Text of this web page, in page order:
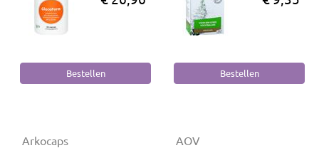
Arkocaps AOV